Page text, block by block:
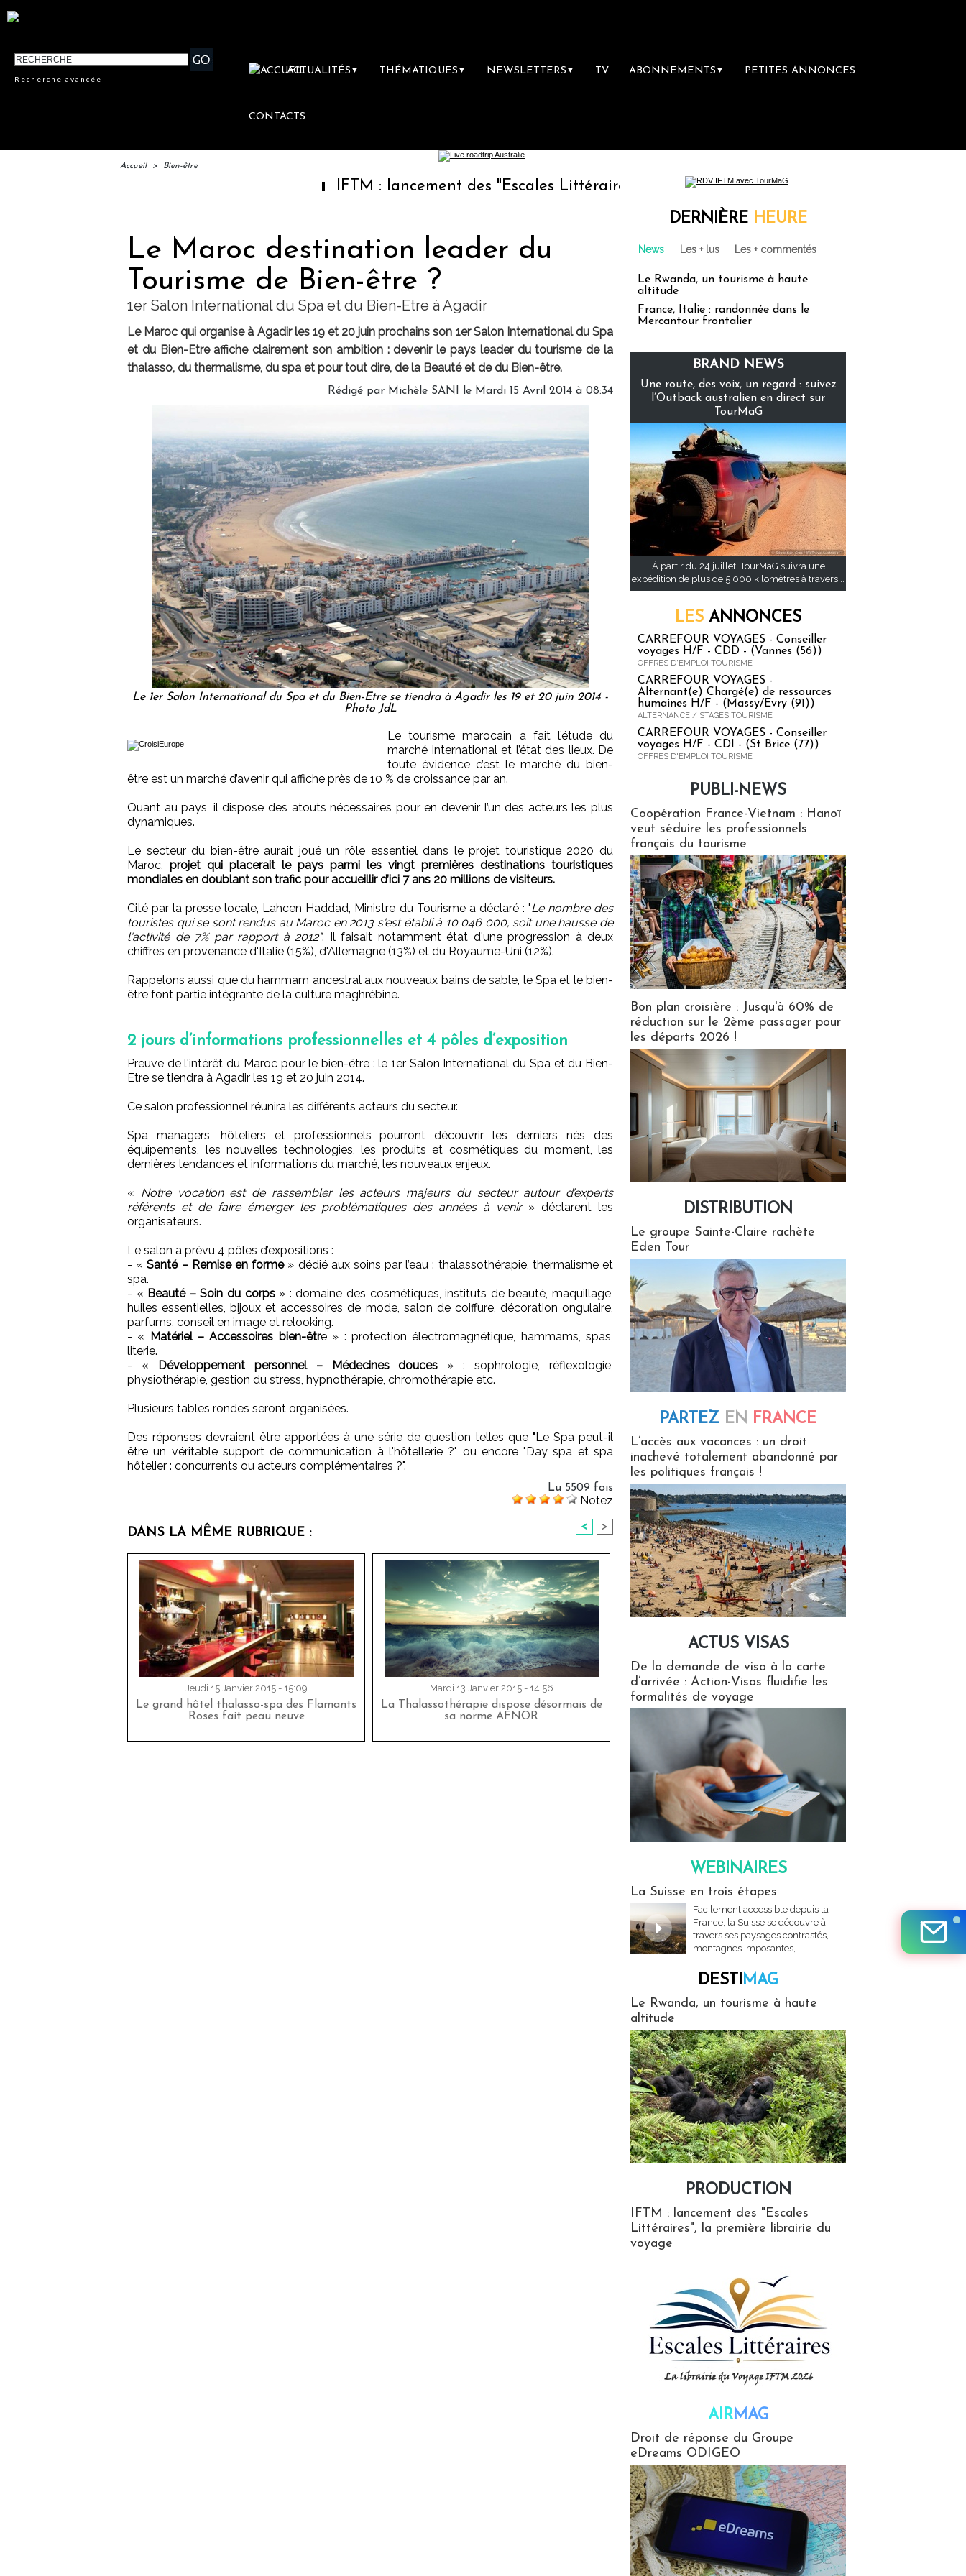
Recherche avancée
ACTUALITÉS ▼ THÉMATIQUES ▼ NEWSLETTERS ▼ TV ABONNEMENTS ▼ PETITES ANNONCES
CONTACTS
Accueil > Bien-être
IFTM : lancement des "Escales Littéraires", la première librairie du voyage
Le Maroc destination leader du
Tourisme de Bien-être ?
1er Salon International du Spa et du Bien-Etre à Agadir
Le Maroc qui organise à Agadir les 19 et 20 juin prochains son 1er Salon International du Spa
et du Bien-Etre affiche clairement son ambition : devenir le pays leader du tourisme de la
thalasso, du thermalisme, du spa et pour tout dire, de la Beauté et de du Bien-être.
Rédigé par Michèle SANI le Mardi 15 Avril 2014 à 08:34
Le 1er Salon International du Spa et du Bien-Etre se tiendra à Agadir les 19 et 20 juin 2014 -
Photo JdL
Le tourisme marocain a fait l’étude du
marché international et l’état des lieux. De
toute évidence c’est le marché du bien-
être est un marché d’avenir qui affiche près de 10 % de croissance par an.
Quant au pays, il dispose des atouts nécessaires pour en devenir l’un des acteurs les plus
dynamiques.
Le secteur du bien-être aurait joué un rôle essentiel dans le projet touristique 2020 du
Maroc, projet qui placerait le pays parmi les vingt premières destinations touristiques
mondiales en doublant son trafic pour accueillir d’ici 7 ans 20 millions de visiteurs.
Cité par la presse locale, Lahcen Haddad, Ministre du Tourisme a déclaré : "Le nombre des
touristes qui se sont rendus au Maroc en 2013 s'est établi à 10 046 000, soit une hausse de
l'activité de 7% par rapport à 2012". Il faisait notamment état d'une progression à deux
chiffres en provenance d'Italie (15%), d'Allemagne (13%) et du Royaume-Uni (12%).
Rappelons aussi que du hammam ancestral aux nouveaux bains de sable, le Spa et le bien-
être font partie intégrante de la culture maghrébine.
2 jours d’informations professionnelles et 4 pôles d’exposition
Preuve de l'intérêt du Maroc pour le bien-être : le 1er Salon International du Spa et du Bien-
Etre se tiendra à Agadir les 19 et 20 juin 2014.
Ce salon professionnel réunira les différents acteurs du secteur.
Spa managers, hôteliers et professionnels pourront découvrir les derniers nés des
équipements, les nouvelles technologies, les produits et cosmétiques du moment, les
dernières tendances et informations du marché, les nouveaux enjeux.
« Notre vocation est de rassembler les acteurs majeurs du secteur autour d’experts
référents et de faire émerger les problématiques des années à venir» déclarent les
organisateurs.
Le salon a prévu 4 pôles d’expositions :
- «Santé – Remise en forme» dédié aux soins par l’eau : thalassothérapie, thermalisme et
spa.
- « Beauté – Soin du corps » : domaine des cosmétiques, instituts de beauté, maquillage,
huiles essentielles, bijoux et accessoires de mode, salon de coiffure, décoration ongulaire,
parfums, conseil en image et relooking.
- « Matériel – Accessoires bien-être » : protection électromagnétique, hammams, spas,
literie.
- « Développement personnel – Médecines douces » : sophrologie, réflexologie,
physiothérapie, gestion du stress, hypnothérapie, chromothérapie etc.
Plusieurs tables rondes seront organisées.
Des réponses devraient être apportées à une série de question telles que "Le Spa peut-il
être un véritable support de communication à l'hôtellerie ?" ou encore "Day spa et spa
hôtelier : concurrents ou acteurs complémentaires ?".
Lu 5509 fois
Notez
DANS LA MÊME RUBRIQUE : < >
Jeudi 15 Janvier 2015 - 15:09
Le grand hôtel thalasso-spa des Flamants
Roses fait peau neuve
Mardi 13 Janvier 2015 - 14:56
La Thalassothérapie dispose désormais de
sa norme AFNOR
DERNIÈRE HEURE
News Les + lus Les + commentés
Le Rwanda, un tourisme à haute
altitude
France, Italie : randonnée dans le
Mercantour frontalier
BRAND NEWS
Une route, des voix, un regard : suivez
l’Outback australien en direct sur
TourMaG
À partir du 24 juillet, TourMaG suivra une
expédition de plus de 5 000 kilomètres à travers...
LES ANNONCES
CARREFOUR VOYAGES - Conseiller
voyages H/F - CDD - (Vannes (56))
OFFRES D'EMPLOI TOURISME
CARREFOUR VOYAGES -
Alternant(e) Chargé(e) de ressources
humaines H/F - (Massy/Evry (91))
ALTERNANCE / STAGES TOURISME
CARREFOUR VOYAGES - Conseiller
voyages H/F - CDI - (St Brice (77))
OFFRES D'EMPLOI TOURISME
PUBLI-NEWS
Coopération France-Vietnam : Hanoï
veut séduire les professionnels
français du tourisme
Bon plan croisière : Jusqu'à 60% de
réduction sur le 2ème passager pour
les départs 2026 !
DISTRIBUTION
Le groupe Sainte-Claire rachète
Eden Tour
PARTEZ EN FRANCE
L’accès aux vacances : un droit
inachevé totalement abandonné par
les politiques français !
ACTUS VISAS
De la demande de visa à la carte
d’arrivée : Action-Visas fluidifie les
formalités de voyage
WEBINAIRES
La Suisse en trois étapes
Facilement accessible depuis la
France, la Suisse se découvre à
travers ses paysages contrastés,
montagnes imposantes,...
DESTIMAG
Le Rwanda, un tourisme à haute
altitude
PRODUCTION
IFTM : lancement des "Escales
Littéraires", la première librairie du
voyage
AIRMAG
Droit de réponse du Groupe
eDreams ODIGEO